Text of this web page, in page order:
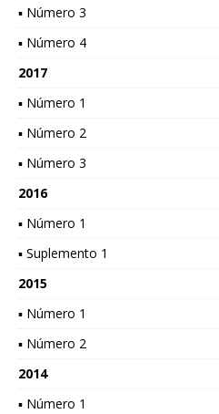
▪ Número 3
▪ Número 4
2017
▪ Número 1
▪ Número 2
▪ Número 3
2016
▪ Número 1
▪ Suplemento 1
2015
▪ Número 1
▪ Número 2
2014
▪ Número 1